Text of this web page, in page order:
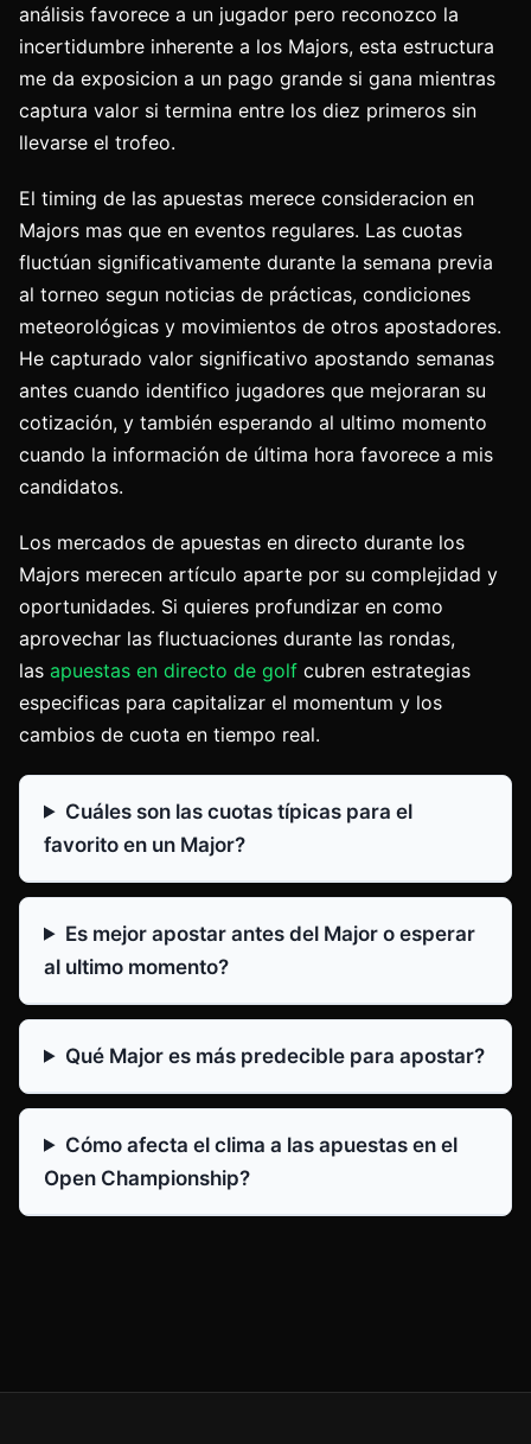
análisis favorece a un jugador pero reconozco la
incertidumbre inherente a los Majors, esta estructura
me da exposicion a un pago grande si gana mientras
captura valor si termina entre los diez primeros sin
llevarse el trofeo.
El timing de las apuestas merece consideracion en
Majors mas que en eventos regulares. Las cuotas
fluctúan significativamente durante la semana previa
al torneo segun noticias de prácticas, condiciones
meteorológicas y movimientos de otros apostadores.
He capturado valor significativo apostando semanas
antes cuando identifico jugadores que mejoraran su
cotización, y también esperando al ultimo momento
cuando la información de última hora favorece a mis
candidatos.
Los mercados de apuestas en directo durante los
Majors merecen artículo aparte por su complejidad y
oportunidades. Si quieres profundizar en como
aprovechar las fluctuaciones durante las rondas,
las apuestas en directo de golf cubren estrategias
especificas para capitalizar el momentum y los
cambios de cuota en tiempo real.
Cuáles son las cuotas típicas para el
favorito en un Major?
Es mejor apostar antes del Major o esperar
al ultimo momento?
Qué Major es más predecible para apostar?
Cómo afecta el clima a las apuestas en el
Open Championship?